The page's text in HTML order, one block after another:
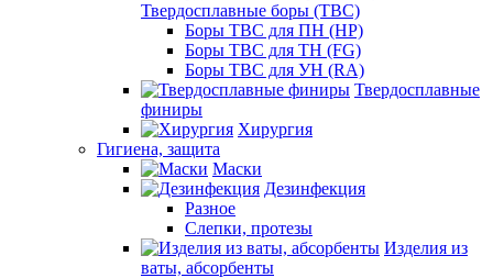
Твердосплавные боры (ТВС)
Боры ТВС для ПН (HP)
Боры ТВС для ТН (FG)
Боры ТВС для УН (RA)
Твердосплавные
финиры
Хирургия
Гигиена, защита
Маски
Дезинфекция
Разное
Слепки, протезы
Изделия из
ваты, абсорбенты